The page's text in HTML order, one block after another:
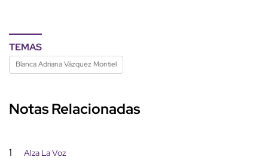
TEMAS
Blanca Adriana Vázquez Montiel
Notas Relacionadas
1 Alza La Voz